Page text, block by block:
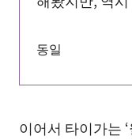
동일
이어서 타이가는